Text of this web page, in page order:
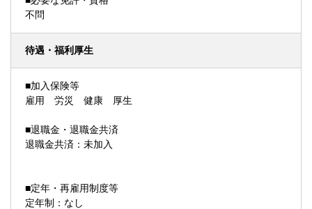
不問
待遇・福利厚生
■加入保険等
雇用 労災 健康 厚生
■退職金・退職金共済
退職金共済：未加入
■定年・再雇用制度等
定年制：なし